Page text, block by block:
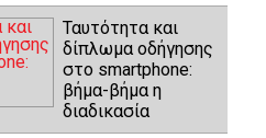
Ταυτότητα και
δίπλωμα οδήγησης
στο smartphone:
βήμα-βήμα η
διαδικασία